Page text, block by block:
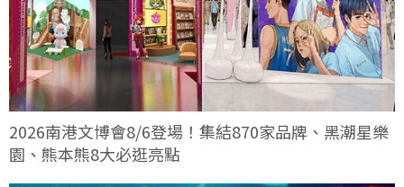
2026南港文博會8/6登場！集結870家品牌、黑潮星樂
園、熊本熊8大必逛亮點